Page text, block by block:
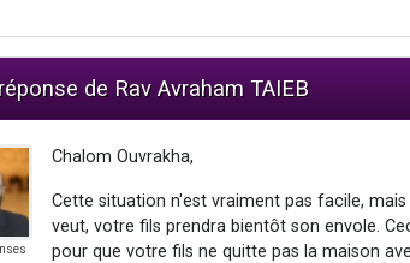
de Rav Avraham TAIEB
Chalom Ouvrakha,
Cette situation n'est vraiment pas facile,
veut, votre fils prendra bientôt son envole.
pour que votre fils ne quitte pas la maison